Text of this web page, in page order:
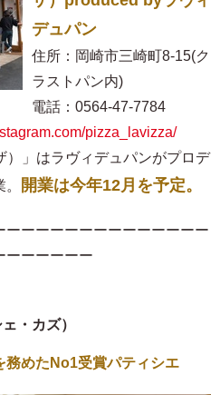
デュパン
住所：岡崎市三崎町8-15(ク
ラストパン内)
電話：0564-47-7784
pizza_lavizza/
」はラヴィデュパンがプロデ
開業は今年12月を予定。
ーーーーーーーーーーーーー
ーーーーーー
・カズ）
務めたNo1受賞パティシエ